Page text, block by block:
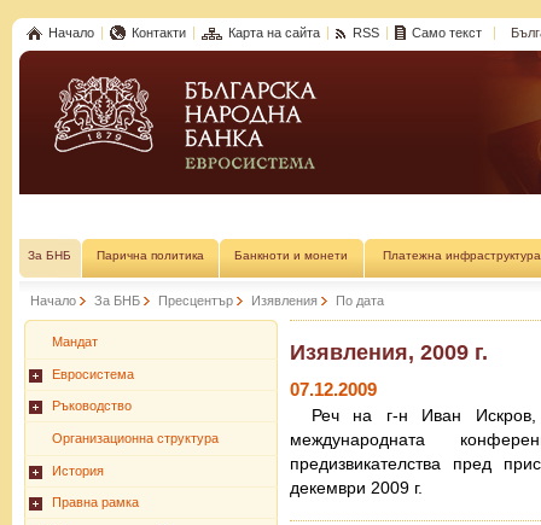
Начало Контакти Карта на сайта RSS Само текст
За БНБ Парична политика Банкноти и монети Платежна инфраструктура
Начало За БНБ Пресцентър Изявления По дата
Мандат
Евросистема
Ръководство
Организационна структура
История
Правна рамка
Изявления, 2009 г.
07.12.2009
Реч на г-н Иван
международната
предизвикателства пред
декември 2009 г.